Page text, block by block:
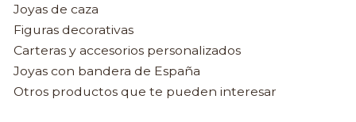
Joyas de caza
Figuras decorativas
Carteras y accesorios personalizados
Joyas con bandera de España
Otros productos que te pueden interesar